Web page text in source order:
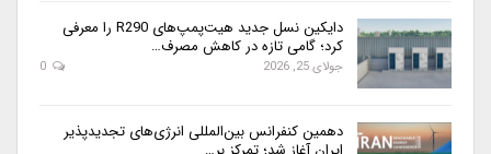
دایکین نسل جدید هیت‌پمپ‌های R290 را معرفی
کرد؛ گامی تازه در کاهش مصرف…
جولای 25, 2026
دهمین کنفرانس بین‌المللی انرژی‌های تجدیدپذیر